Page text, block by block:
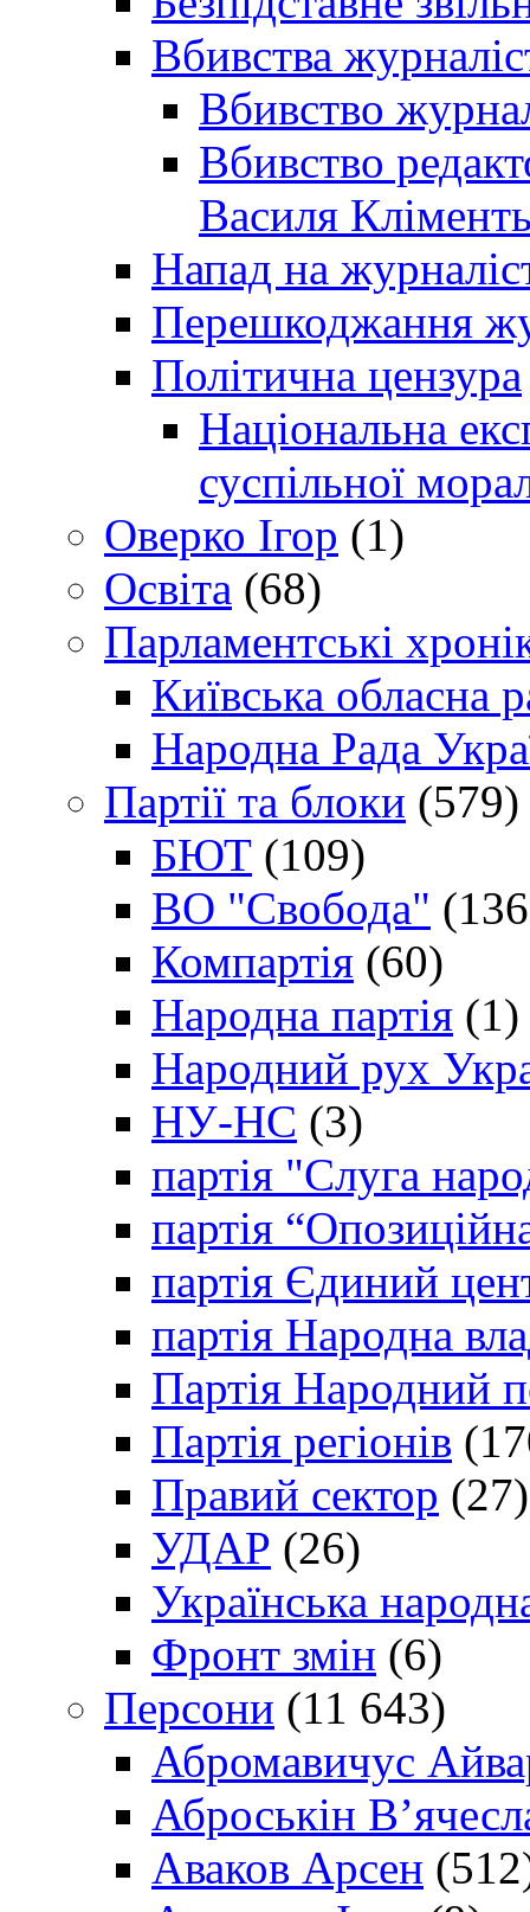
Вбивства
Вбивство
Вбивство
Василя
Напад на
Перешкоджання
Політична цензура
Національна
суспільної
Оверко Ігор (1)
Освіта (68)
Парламентські
Київська обласна
Народна Рада
Партії та блоки (579)
БЮТ (109)
ВО "Свобода"
Компартія (60)
Народна партія (1)
Народний рух
НУ-НС (3)
партія "Слуга
партія
партія Єдиний
партія Народна
Партія Народний
Партія регіонів
Правий сектор (27)
УДАР (26)
Українська
Фронт змін (6)
Персони (11 643)
Абромавичус
Аброськін
Аваков Арсен